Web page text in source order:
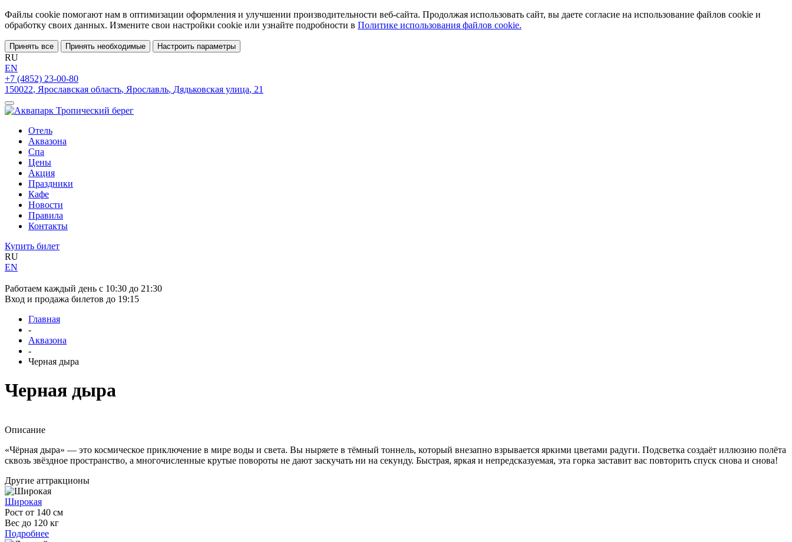
Файлы cookie помогают нам в оптимизации оформления и улучшении производительности веб-сайта. Продолжая использовать сайт, вы даете согласие на использование файлов cookie и
обработку своих данных. Измените свои настройки cookie или узнайте подробности в Политике использования файлов cookie.
Принять все Принять необходимые Настроить параметры
RU
EN
+7 (4852) 23-00-80
150022, Ярославская область, Ярославль, Дядьковская улица, 21
Отель
Аквазона
Спа
Цены
Акция
Праздники
Кафе
Новости
Правила
Контакты
Купить билет
RU
EN
Работаем каждый день с 10:30 до 21:30
Вход и продажа билетов до 19:15
Главная
-
Аквазона
-
Черная дыра
Черная дыра
Описание
«Чёрная дыра» — это космическое приключение в мире воды и света. Вы ныряете в тёмный тоннель, который внезапно взрывается яркими цветами радуги. Подсветка создаёт иллюзию полёта
сквозь звёздное пространство, а многочисленные крутые повороты не дают заскучать ни на секунду. Быстрая, яркая и непредсказуемая, эта горка заставит вас повторить спуск снова и снова!
Другие аттракционы
Широкая
Рост от 140 см
Вес до 120 кг
Подробнее